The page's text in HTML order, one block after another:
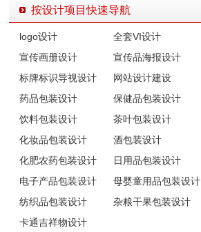
按设计项目快速导航
logo设计 全套VI设计
宣传画册设计
宣传品海报设计
标牌标识导视设计
网站设计建设
药品包装设计
保健品包装设计
饮料包装设计
茶叶包装设计
化妆品包装设计
酒包装设计
化肥农药包装设计
日用品包装设计
电子产品包装设计
母婴童用品包装设计
纺织品包装设计
杂粮干果包装设计
卡通吉祥物设计